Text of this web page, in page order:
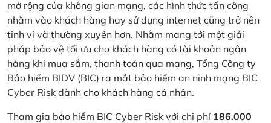
mở rộng của không gian mạng, các hình thức tấn công
nhằm vào khách hàng hay sử dụng internet cũng trở nên
tinh vi và thường xuyên hơn. Nhằm mang tới một giải
pháp bảo vệ tối ưu cho khách hàng có tài khoản ngân
hàng khi mua sắm, thanh toán qua mạng, Tổng Công ty
Bảo hiểm BIDV (BIC) ra mắt bảo hiểm an ninh mạng BIC
Cyber Risk dành cho khách hàng cá nhân.
Tham gia bảo hiểm BIC Cyber Risk với chi phí 186.000